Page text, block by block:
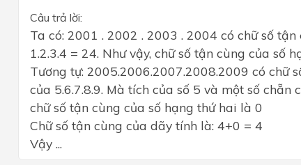
Câu trả lời:
Ta có: 2001 . 2002 . 2003 . 2004 có chữ số
1.2.3.4 = 24. Như vậy, chữ số tận cùng của số
Tương tự: 2005.2006.2007.2008.2009 có chữ
của 5.6.7.8.9. Mà tích của số 5 và một số chẵn
chữ số tận cùng của số hạng thứ hai là 0
Chữ số tận cùng của dãy tính là: 4+0 = 4
Vậy ...